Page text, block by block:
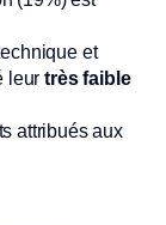
et
leurtrès faible
attribués aux